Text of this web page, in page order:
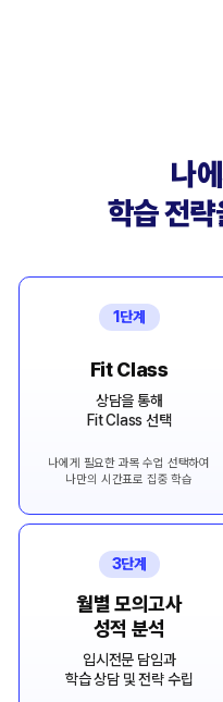
나
학습 전
1단계
Fit Class
상담을 통해
Fit Class 선택
나에게 필요한 과목 수업 선택하여
나만의 시간표로 집중 학습
3단계
월별 모의고사
성적 분석
입시전문 담임과
학습 상담 및 전략 수립